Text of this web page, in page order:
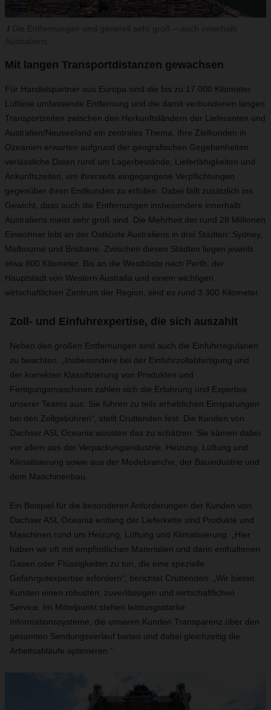
Mit langen Transportdistanzen gewachsen
Für Handelspartner aus Europa sind die bis zu 17.000 Kilometer
Luftlinie umfassende Entfernung und die damit verbundenen langen
Transportzeiten zwischen den Herkunftsländern der Lieferanten und
Australien/Neuseeland ein zentrales Thema. Ihre Zielkunden in
Ozeanien erwarten aufgrund der geografischen Gegebenheiten
verlässliche Daten rund um Lagerbestände, Lieferfähigkeiten und
Ankunftszeiten, um ihrerseits eingegangene Verpflichtungen
gegenüber ihren Endkunden zu erfüllen. Dabei fällt zusätzlich ins
Gewicht, dass auch die Entfernungen insbesondere innerhalb
Australiens meist sehr groß sind. Die Mehrheit der rund 28 Millionen
Einwohner lebt an der Ostküste Australiens in drei Städten: Sydney,
Melbourne und Brisbane. Zwischen diesen Städten liegen jeweils
etwa 800 Kilometer. Bis an die Westküste nach Perth, der
Hauptstadt von Western Australia und einem wichtigen
wirtschaftlichen Zentrum der Region, sind es rund 3.300 Kilometer.
Zoll- und Einfuhrexpertise, die sich auszahlt
Neben den großen Entfernungen sind auch die Einfuhrregularien
zu beachten. „Insbesondere bei der Einfuhrzollabfertigung und
der korrekten Klassifizierung von Produkten und
Fertigungsmaschinen zahlen sich die Erfahrung und Expertise
unserer Teams aus. Sie führen zu teils erheblichen Einsparungen
bei den Zollgebühren“, stellt Cruttenden fest. Die Kunden von
Dachser ASL Oceania wüssten das zu schätzen. Sie kämen dabei
vor allem aus der Verpackungsindustrie, Heizung, Lüftung und
Klimatisierung sowie aus der Modebranche, der Bauindustrie und
dem Maschinenbau.
Ein Beispiel für die besonderen Anforderungen der Kunden von
Dachser ASL Oceania entlang der Lieferkette sind Produkte und
Maschinen rund um Heizung, Lüftung und Klimatisierung. „Hier
haben wir oft mit empfindlichen Materialien und darin enthaltenen
Gasen oder Flüssigkeiten zu tun, die eine spezielle
Gefahrgutexpertise erfordern“, berichtet Cruttenden. „Wir bieten
Kunden einen robusten, zuverlässigen und wirtschaftlichen
Service. Im Mittelpunkt stehen leistungsstarke
Informationssysteme, die unseren Kunden Transparenz über den
gesamten Sendungsverlauf bieten und dabei gleichzeitig die
Arbeitsabläufe optimieren.“